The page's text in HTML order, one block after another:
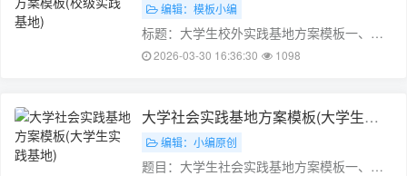
务……
编辑：模板小编
标题：大学生校外实践基地方案模板一、选
题背景随着经济社会的快速发展，动手实践
一次大学生校外实践，以锻炼学生的动手能
力，培养学生的团队协作精神，同时提供一
个……
2026-03-30 16:36:30 1098
大学社会实践基地方案模板(大学生实
践基地)
编辑：小编原创
题目：大学生社会实践基地方案模板一、项